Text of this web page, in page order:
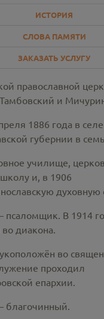
ИСТОРИЯ
СЛОВА ПАМЯТИ
ЗАКАЗАТЬ УСЛУГУ
православной
и
1886 года в
губернии в
училище,
и, в 1906
псаломщик. В 1914
диакона.
во
проходил
епархии.
благочинный.